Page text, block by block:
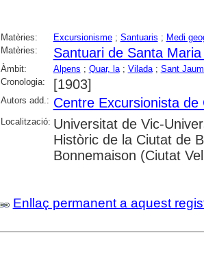
Matèries: Excursionisme; Santuaris ; Medi
Matèries:
Santuari de Santa
Àmbit: Alpens ; Quar, la; Vilada; Sant
Cronologia:
[1903]
Autors add.: Centre Excursionista de
Localització: Universitat de Vic-
Històric de la Ciutat de
Bonnemaison (Ciutat
Enllaç permanent a aquest